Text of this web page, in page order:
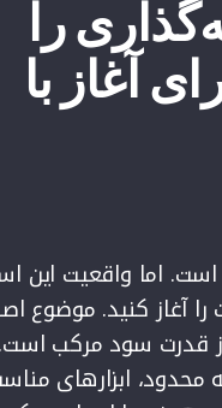
را
آغاز با
اما واقعیت این
ثروت را آغاز کنید. موضوع
از قدرت سود مرکب
محدود، ابزارهای